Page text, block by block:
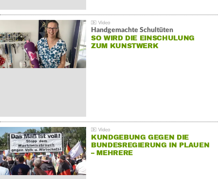
Handgemachte Schultüten
SO WIRD DIE EINSCHULUNG
ZUM KUNSTWERK
KUNDGEBUNG GEGEN DIE
BUNDESREGIERUNG IN PLAUEN
– MEHRERE